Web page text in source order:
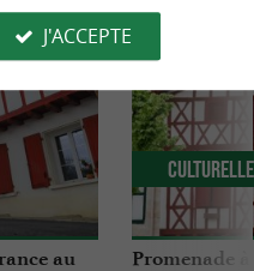
au
Promenade
Culturelle
J'ACCEPTE